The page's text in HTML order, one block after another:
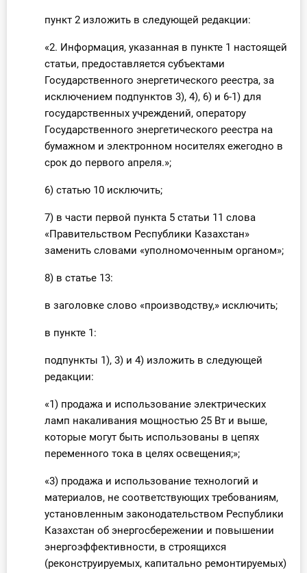
пункт 2 изложить в следующей редакции:
«2. Информация, указанная в пункте 1 настоящей
статьи, предоставляется субъектами
Государственного энергетического реестра, за
исключением подпунктов 3), 4), 6) и 6-1) для
государственных учреждений, оператору
Государственного энергетического реестра на
бумажном и электронном носителях ежегодно в
срок до первого апреля.»;
6) статью 10 исключить;
7) в части первой пункта 5 статьи 11 слова
«Правительством Республики Казахстан»
заменить словами «уполномоченным органом»;
8) в статье 13:
в заголовке слово «производству,» исключить;
в пункте 1:
подпункты 1), 3) и 4) изложить в следующей
редакции:
«1) продажа и использование электрических
ламп накаливания мощностью 25 Вт и выше,
которые могут быть использованы в цепях
переменного тока в целях освещения;»;
«3) продажа и использование технологий и
материалов, не соответствующих требованиям,
установленным законодательством Республики
Казахстан об энергосбережении и повышении
энергоэффективности, в строящихся
(реконструируемых, капитально ремонтируемых)